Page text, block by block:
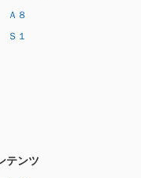
Ａ８
Ｓ１
テンツ